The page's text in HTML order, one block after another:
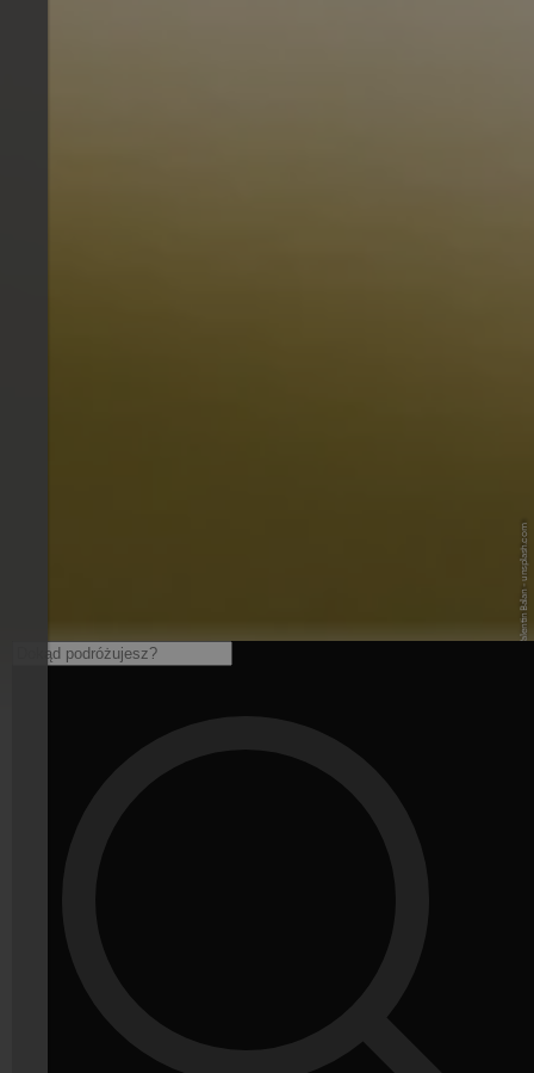
© Unsplash / Valentin Balan - unsplash.com